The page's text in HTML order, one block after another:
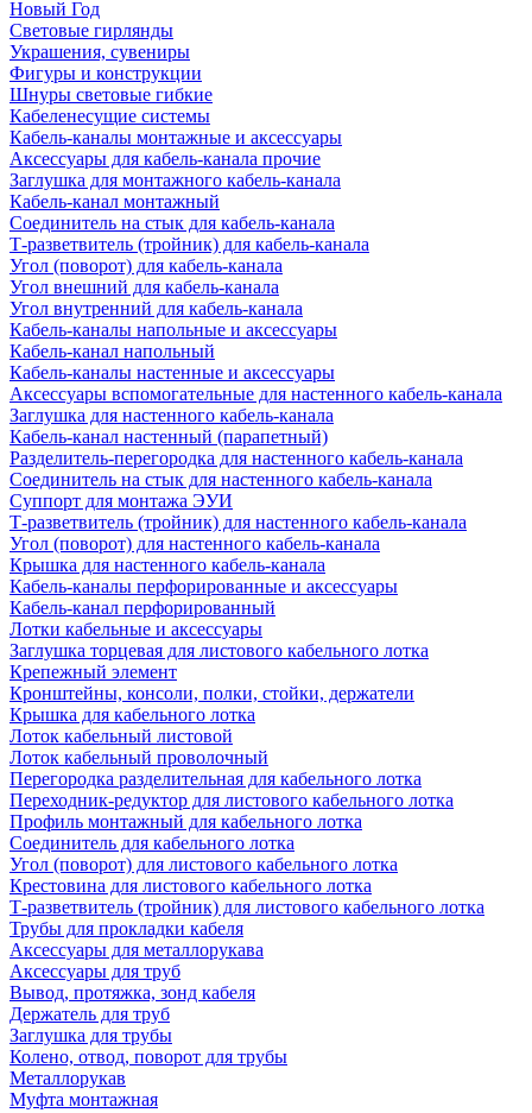
Новый Год
Световые гирлянды
Украшения, сувениры
Фигуры и конструкции
Шнуры световые гибкие
Кабеленесущие системы
Кабель-каналы монтажные и аксессуары
Аксессуары для кабель-канала прочие
Заглушка для монтажного кабель-канала
Кабель-канал монтажный
Соединитель на стык для кабель-канала
Т-разветвитель (тройник) для кабель-канала
Угол (поворот) для кабель-канала
Угол внешний для кабель-канала
Угол внутренний для кабель-канала
Кабель-каналы напольные и аксессуары
Кабель-канал напольный
Кабель-каналы настенные и аксессуары
Аксессуары вспомогательные для настенного кабель-канала
Заглушка для настенного кабель-канала
Кабель-канал настенный (парапетный)
Разделитель-перегородка для настенного кабель-канала
Соединитель на стык для настенного кабель-канала
Суппорт для монтажа ЭУИ
Т-разветвитель (тройник) для настенного кабель-канала
Угол (поворот) для настенного кабель-канала
Крышка для настенного кабель-канала
Кабель-каналы перфорированные и аксессуары
Кабель-канал перфорированный
Лотки кабельные и аксессуары
Заглушка торцевая для листового кабельного лотка
Крепежный элемент
Кронштейны, консоли, полки, стойки, держатели
Крышка для кабельного лотка
Лоток кабельный листовой
Лоток кабельный проволочный
Перегородка разделительная для кабельного лотка
Переходник-редуктор для листового кабельного лотка
Профиль монтажный для кабельного лотка
Соединитель для кабельного лотка
Угол (поворот) для листового кабельного лотка
Крестовина для листового кабельного лотка
Т-разветвитель (тройник) для листового кабельного лотка
Трубы для прокладки кабеля
Аксессуары для металлорукава
Аксессуары для труб
Вывод, протяжка, зонд кабеля
Держатель для труб
Заглушка для трубы
Колено, отвод, поворот для трубы
Металлорукав
Муфта монтажная